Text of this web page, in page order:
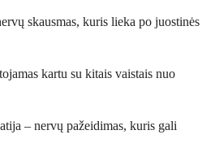
skausmas, kuris lieka po juostinės
kartu su kitais vaistais nuo
– nervų pažeidimas, kuris gali